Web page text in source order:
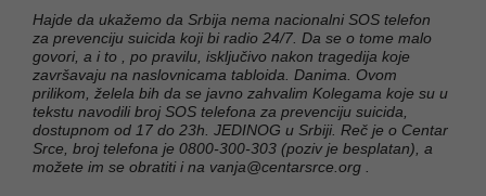
Hajde da ukažemo da Srbija nema nacionalni SOS telefon
za prevenciju suicida koji bi radio 24/7. Da se o tome malo
govori, a i to , po pravilu, isključivo nakon tragedija koje
završavaju na naslovnicama tabloida. Danima. Ovom
prilikom, želela bih da se javno zahvalim Kolegama koje su u
tekstu navodili broj SOS telefona za prevenciju suicida,
dostupnom od 17 do 23h. JEDINOG u Srbiji. Reč je o Centar
Srce, broj telefona je 0800-300-303 (poziv je besplatan), a
možete im se obratiti i na vanja@centarsrce.org .